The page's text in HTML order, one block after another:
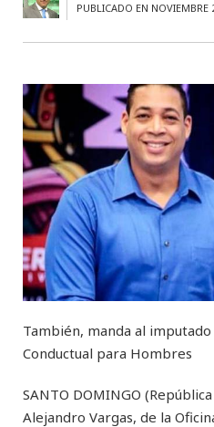
PUBLICADO EN NOVIEMBRE
También, manda al
Conductual para Hombres
SANTO DOMINGO
Alejandro Vargas, de la